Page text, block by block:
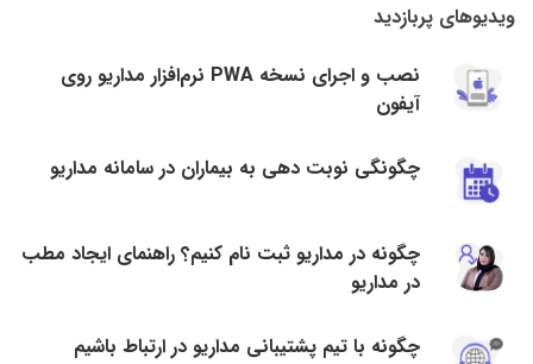
ویدیوهای پربازدید
نصب و اجرای نسخه PWA نرم‌افزار مداریو روی
آیفون
چگونگی نوبت دهی به بیماران در سامانه مداریو
چگونه در مداریو ثبت نام کنیم؟ راهنمای ایجاد مطب
در مداریو
چگونه با تیم پشتیبانی مداریو در ارتباط باشیم